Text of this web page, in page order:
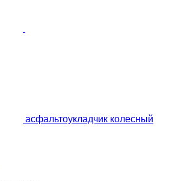
асфальтоукладчик колесный